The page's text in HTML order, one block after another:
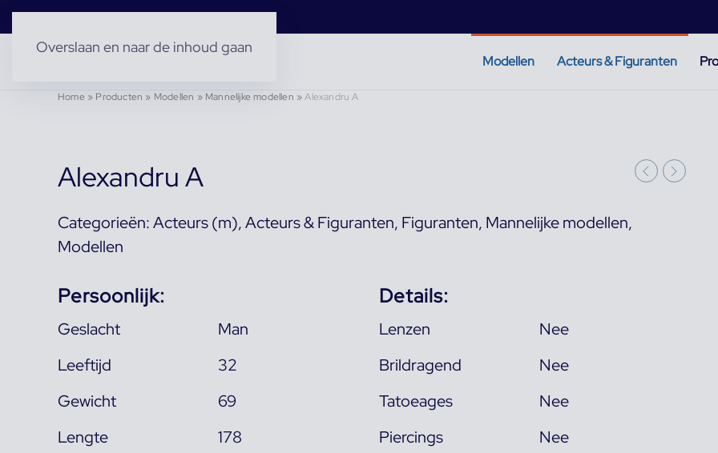
Overslaan en naar de inhoud gaan
Modellen Acteurs & Figuranten
Home» Producten » Modellen » Mannelijke modellen »Alexandru A
Alexandru A
Categorieën:Acteurs (m),Acteurs & Figuranten, Figuranten, Mannelijke modellen,
Modellen
Persoonlijk:
Geslacht
Man
Leeftijd
32
Gewicht
69
Lengte
178
Details:
Lenzen
Nee
Brildragend
Nee
Tatoeages
Nee
Piercings
Nee